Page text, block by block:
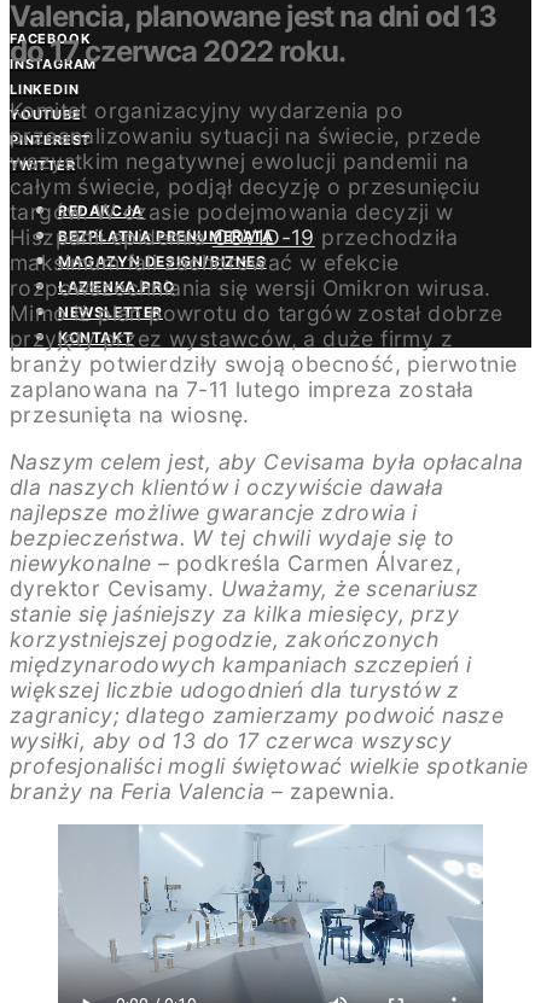
FACEBOOK
INSTAGRAM
LINKEDIN
YOUTUBE
PINTEREST
TWITTER
REDAKCJA
BEZPŁATNA PRENUMERATA
MAGAZYN DESIGN/BIZNES
ŁAZIENKA.PRO
NEWSLETTER
KONTAKT
Valencia, planowane jest na dni od 13
do 17 czerwca 2022 roku.
Komitet organizacyjny wydarzenia po
przeanalizowaniu sytuacji na świecie, przede
wszystkim negatywnej ewolucji pandemii na
całym świecie, podjął decyzję o przesunięciu
targów. W czasie podejmowania decyzji w
Hiszpanii epidemiaCOVID-19 przechodziła
maksimum fali zachorować w efekcie
rozpowszechniania się wersji Omikron wirusa.
Mimo iż plan powrotu do targów został dobrze
przyjęty przez wystawców, a duże firmy z
branży potwierdziły swoją obecność, pierwotnie
zaplanowana na 7-11 lutego impreza została
przesunięta na wiosnę.
Naszym celem jest, aby Cevisama była opłacalna
dla naszych klientów i oczywiście dawała
najlepsze możliwe gwarancje zdrowia i
bezpieczeństwa. W tej chwili wydaje się to
niewykonalne– podkreśla Carmen Álvarez,
dyrektor Cevisamy. Uważamy, że scenariusz
stanie się jaśniejszy za kilka miesięcy, przy
korzystniejszej pogodzie, zakończonych
międzynarodowych kampaniach szczepień i
większej liczbie udogodnień dla turystów z
zagranicy; dlatego zamierzamy podwoić nasze
wysiłki, aby od 13 do 17 czerwca wszyscy
profesjonaliści mogli świętować wielkie spotkanie
branży na Feria Valencia – zapewnia.